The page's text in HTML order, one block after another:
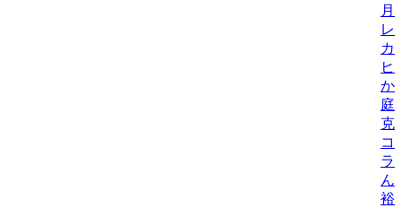
月
レ
カ
ヒ
か
庭/
克
コ
ラ
ん
裕/